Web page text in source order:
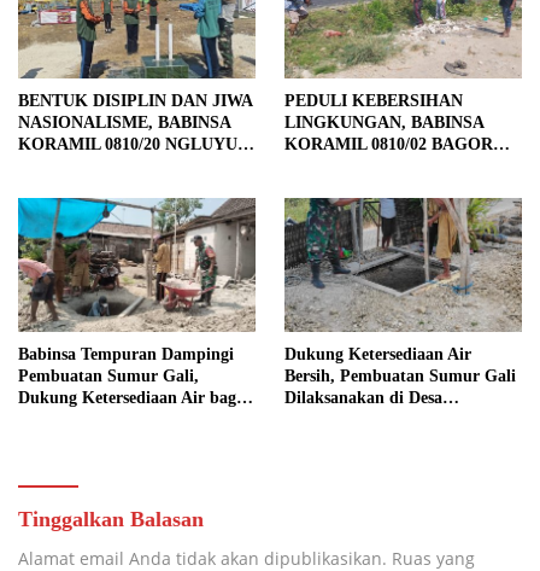
BENTUK DISIPLIN DAN JIWA
NASIONALISME, BABINSA
KORAMIL 0810/20 NGLUYU
PEDULI KEBERSIHAN
LINGKUNGAN, BABINSA
KORAMIL 0810/02 BAGOR
BAKTI
Babinsa Tempuran Dampingi
Pembuatan Sumur Gali,
Dukung Ketersediaan Air bagi
Dukung Ketersediaan Air
Bersih, Pembuatan Sumur Gali
Dilaksanakan di Desa
Tinggalkan Balasan
Alamat email Anda tidak akan dipublikasikan. Ruas yang